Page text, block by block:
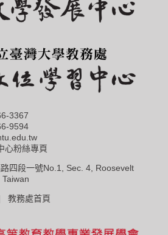
3367
9594
心粉絲專頁
四段一號No.1, Sec. 4, Roosevelt
教務處首頁